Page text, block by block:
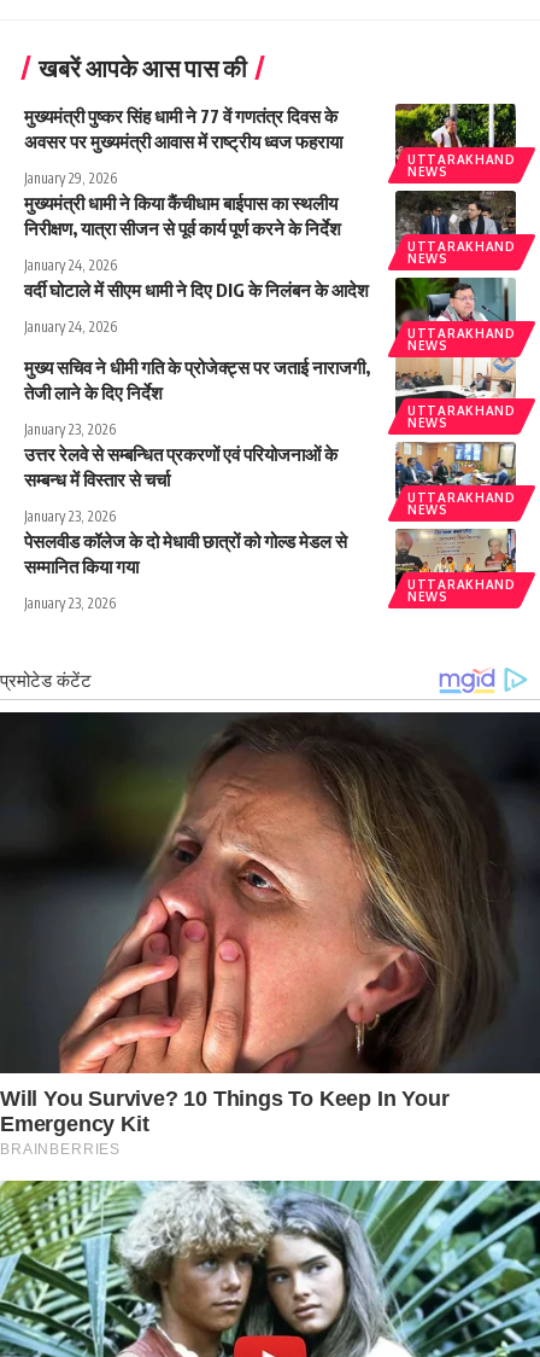
खबरें आपके आस पास की
UTTARAKHAND
NEWS
मुख्यमंत्री पुष्कर सिंह धामी ने 77 वें गणतंत्र दिवस के
अवसर पर मुख्यमंत्री आवास में राष्ट्रीय ध्वज फहराया
January 29, 2026
UTTARAKHAND
NEWS
मुख्यमंत्री धामी ने किया कैंचीधाम बाईपास का स्थलीय
निरीक्षण, यात्रा सीजन से पूर्व कार्य पूर्ण करने के निर्देश
January 24, 2026
UTTARAKHAND
NEWS
वर्दी घोटाले में सीएम धामी ने दिए DIG के निलंबन के आदेश
January 24, 2026
UTTARAKHAND
NEWS
मुख्य सचिव ने धीमी गति के प्रोजेक्ट्स पर जताई नाराजगी,
तेजी लाने के दिए निर्देश
January 23, 2026
UTTARAKHAND
NEWS
उत्तर रेलवे से सम्बन्धित प्रकरणों एवं परियोजनाओं के
सम्बन्ध में विस्तार से चर्चा
January 23, 2026
UTTARAKHAND
NEWS
पेसलवीड कॉलेज के दो मेधावी छात्रों को गोल्ड मेडल से
सम्मानित किया गया
January 23, 2026